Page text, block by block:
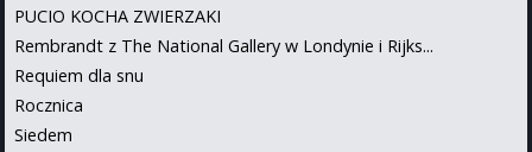
PUCIO KOCHA ZWIERZAKI
Rembrandt z The National Gallery w Londynie i Rijks...
Requiem dla snu
Rocznica
Siedem